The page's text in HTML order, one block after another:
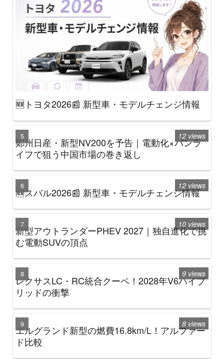
🆕トヨタ2026📰 新型車・モデルチェンジ情報
鄭州日産・新型NV200を予告｜電動化×バンラ
イフで狙う中国市場の巻き返し
12 views
🆕スバル2026📰 新型車・モデルチェンジ情報
12 views
新型アウトランダーPHEV 2027｜独自進化で挑
む電動SUVの頂点
10 views
レクサスLC・RC統合クーペ！2028年V6ハイブ
リッドの衝撃
9 views
エルグランド新型の燃費16.8km/L！アルファー
ド比較
8 views